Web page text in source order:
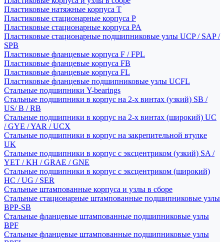
Пластиковые натяжные корпуса T
Пластиковые стационарные корпуса P
Пластиковые стационарные корпуса PA
Пластиковые стационарные подшипниковые узлы UCP / SAP /
SPB
Пластиковые фланцевые корпуса F / FPL
Пластиковые фланцевые корпуса FB
Пластиковые фланцевые корпуса FL
Пластиковые фланцевые подшипниковые узлы UCFL
Стальные подшипники Y-bearings
Стальные подшипники в корпус на 2-х винтах (узкий) SB /
US/ B / RB
Стальные подшипники в корпус на 2-х винтах (широкий) UC
/ GYE / YAR / UCX
Стальные подшипники в корпус на закрепительной втулке
UK
Стальные подшипники в корпус с эксцентриком (узкий) SA /
YET / KH / GRAE / GNE
Стальные подшипники в корпус с эксцентриком (широкий)
HC / UG / SER
Стальные штампованные корпуса и узлы в сборе
Стальные стационарные штампованные подшипниковые узлы
BPP-SB
Стальные фланцевые штампованные подшипниковые узлы
BPF
Стальные фланцевые штампованные подшипниковые узлы